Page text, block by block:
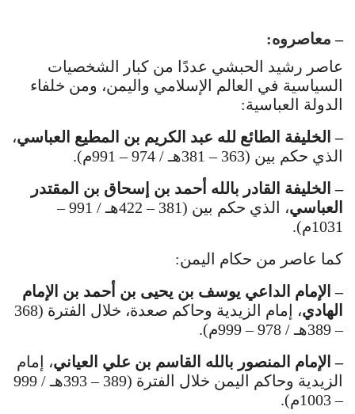
– معاصروه:
عاصر رشيد الحبشي عددًا من كبار الشخصيات
السياسية في العالم الإسلامي واليمن، ومن خلفاء
الدولة العباسية:
– الخليفة الطائع لله عبد الكريم بن المطيع العباسي،
الذي حكم بين (363 – 381هـ / 974 – 991م).
– الخليفة القادر بالله أحمد بن إسحاق بن المقتدر
العباسي
، الذي حكم بين (381 – 422هـ / 991 –
1031م).
كما عاصر من حكام اليمن:
– الإمام الداعي يوسف بن يحيى بن أحمد بن الإمام
الهادي
، إمام الزيدية وحاكم صعدة، خلال الفترة (368
– 389هـ / 978 – 999م).
– الإمام المنصور بالله القاسم بن علي العياني، إمام
الزيدية وحاكم اليمن خلال الفترة (389 – 393هـ / 999
– 1003م).